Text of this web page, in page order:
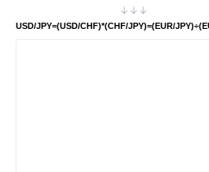
↓↓↓
USD/JPY=(USD/CHF)*(CHF/JPY)=(EUR/